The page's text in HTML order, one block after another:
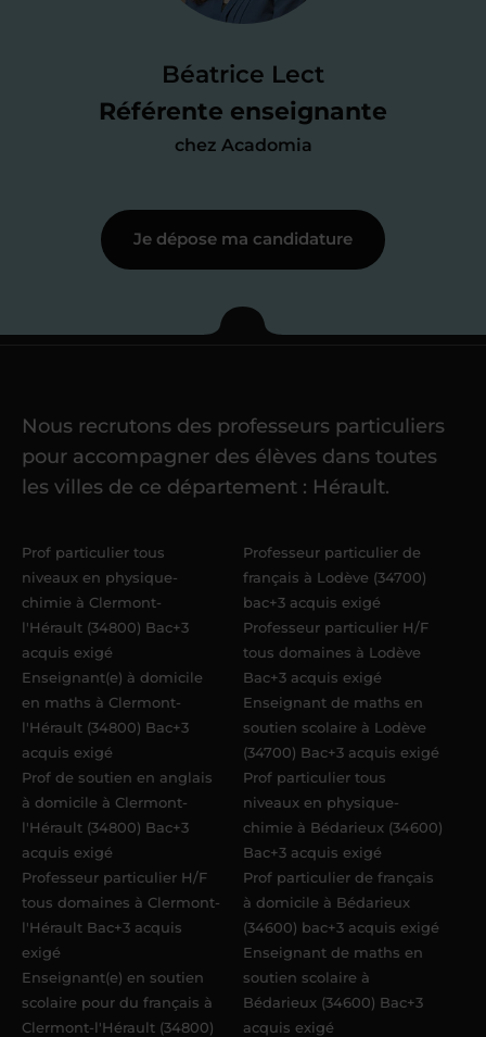
Béatrice Lect
Référente enseignante
chez Acadomia
test de 15 minutes
des programmes scolaires(et pouvoir
me mettre à jour au besoin) et
j’échange en direct avec un chargé de
Étape 3
Je commence mes
Une fois ma candidature validée,mon
référent me confie mes premiers
élèves dans un délai de 6 jours
Acadomia.
Je dépose ma candidature
Nous recrutons des professeurs particuliers
pour accompagner des élèves dans toutes
les villes de ce département : Hérault.
Prof particulier tous
niveaux en physique-
chimie à Clermont-
l'Hérault (34800) Bac+3
acquis exigé
Enseignant(e) à domicile
en maths à Clermont-
l'Hérault (34800) Bac+3
acquis exigé
Prof de soutien en anglais
à domicile à Clermont-
l'Hérault (34800) Bac+3
acquis exigé
Professeur particulier H/F
tous domaines à Clermont-
l'Hérault Bac+3 acquis
exigé
Enseignant(e) en soutien
scolaire pour du français à
Clermont-l'Hérault (34800)
Professeur particulier de
français à Lodève (34700)
bac+3 acquis exigé
Professeur particulier H/F
tous domaines à Lodève
Bac+3 acquis exigé
Enseignant de maths en
soutien scolaire à Lodève
(34700) Bac+3 acquis exigé
Prof particulier tous
niveaux en physique-
chimie à Bédarieux (34600)
Bac+3 acquis exigé
Prof particulier de français
à domicile à Bédarieux
(34600) bac+3 acquis exigé
Enseignant de maths en
soutien scolaire à
Bédarieux (34600) Bac+3
acquis exigé